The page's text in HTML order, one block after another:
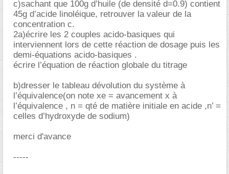
c)sachant que 100g d’huile (de densité d=0.9) contient
45g d’acide linoléique, retrouver la valeur de la
concentration c.
2a)écrire les 2 couples acido-basiques qui
interviennent lors de cette réaction de dosage puis les
demi-équations acido-basiques .
écrire l’équation de réaction globale du titrage
b)dresser le tableau dévolution du système à
l’équivalence(on note xe = avancement x à
l’équivalence , n = qté de matière initiale en acide ,n’ =
celles d’hydroxyde de sodium)
merci d'avance
-----